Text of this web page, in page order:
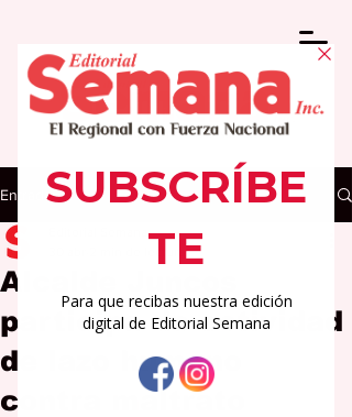
Entrada
Alcalde Juncos
participa de actividad
de lazo humano
contra maltrato